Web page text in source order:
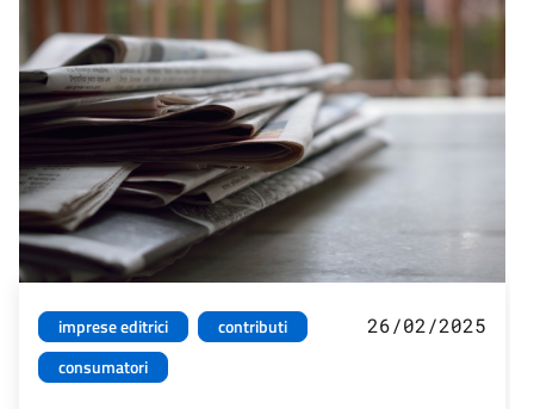
imprese editrici
contributi
consumatori
26/02/2025